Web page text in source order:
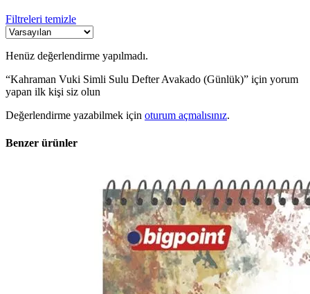
Filtreleri temizle
Henüz değerlendirme yapılmadı.
“Kahraman Vuki Simli Sulu Defter Avakado (Günlük)” için yorum
yapan ilk kişi siz olun
Değerlendirme yazabilmek için oturum açmalısınız.
Benzer ürünler